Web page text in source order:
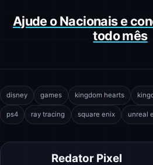
Ajude o Nacionais e
todo mês
disney games kingdom hearts
ps4 ray tracing square enix unreal
Redator Pixel